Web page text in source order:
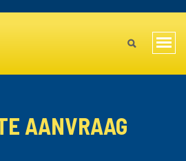
MAIN
MENU
AANVRAAG